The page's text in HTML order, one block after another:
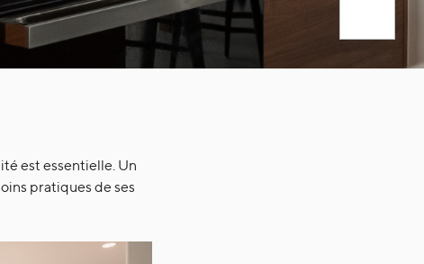
est essentielle. Un
pratiques de ses